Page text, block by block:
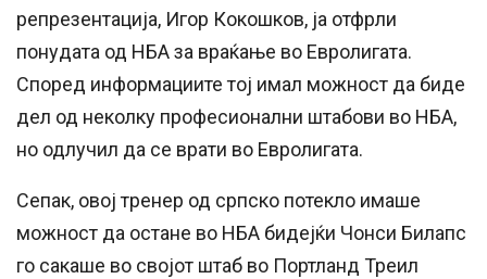
репрезентација, Игор Кокошков, ја отфрли
понудата од НБА за враќање во Евролигата.
Според информациите тој имал можност да биде
дел од неколку професионални штабови во НБА,
но одлучил да се врати во Евролигата.
Сепак, овој тренер од српско потекло имаше
можност да остане во НБА бидејќи Чонси Билапс
го сакаше во својот штаб во Портланд Треил